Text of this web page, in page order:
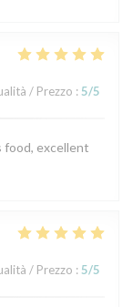
/ Prezzo : 5/5
food, excellent
/ Prezzo : 5/5